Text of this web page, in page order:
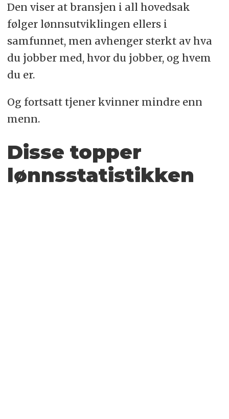
Den viser at bransjen i all hovedsak
følger lønnsutviklingen ellers i
samfunnet, men avhenger sterkt av hva
du jobber med, hvor du jobber, og hvem
du er.
Og fortsatt tjener kvinner mindre enn
menn.
Disse topper
lønnsstatistikken